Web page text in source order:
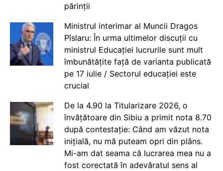
părinții
Ministrul interimar al Muncii Dragos
Pîslaru: În urma ultimelor discuții cu
ministrul Educației lucrurile sunt mult
îmbunătățite față de varianta publicată
pe 17 iulie / Sectorul educației este
crucial
De la 4.90 la Titularizare 2026, o
învățătoare din Sibiu a primit nota 8.70
după contestație: Când am văzut nota
inițială, nu mă puteam opri din plâns.
Mi-am dat seama că lucrarea mea nu a
fost corectată în adevăratul sens al